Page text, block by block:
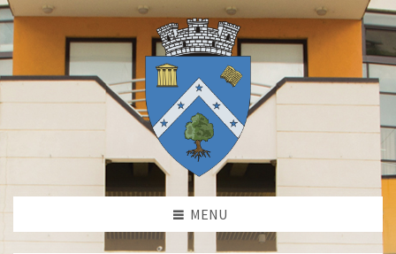
MENU